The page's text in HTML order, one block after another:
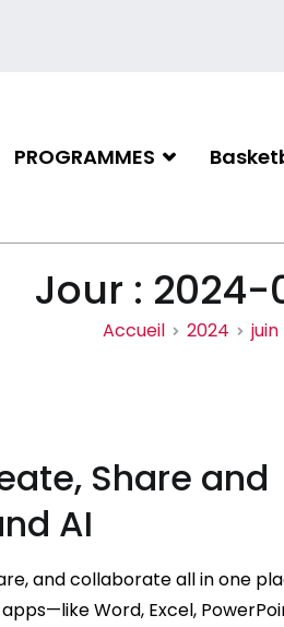
PROGRAMMES
Jour :
Accueil 2024 juin
Share and
AI
and collaborate all in one
Word, Excel,